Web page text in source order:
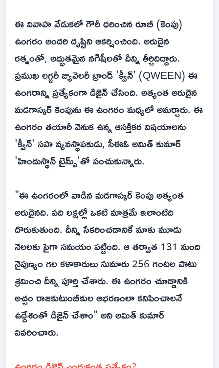
ఈ వివాహ వేడుకలో గౌరీ ధరించిన రూబీ (కెంపు)
ఉంగరం అందరి దృష్టిని ఆకర్షించింది. అరుదైన
రత్నంతో, అద్భుతమైన నగిషీలతో దీన్ని తీర్చిదిద్దారు.
ప్రముఖ లగ్జరీ జ్యువెలరీ బ్రాండ్ 'క్వీన్' (QWEEN) ఈ
ఉంగరాన్ని ప్రత్యేకంగా డిజైన్ చేసింది. అత్యంత అరుదైన
మడగాస్కర్ కెంపును ఈ ఉంగరం మధ్యలో అమర్చారు. ఈ
ఉంగరం తయారీ వెనుక ఉన్న ఆసక్తికర విషయాలను
'క్వీన్' సహ వ్యవస్థాపకుడు, సీఈఓ అమిత్ కుమార్
'హిందుస్థాన్ టైమ్స్‌'తో పంచుకున్నారు.
"ఈ ఉంగరంలో వాడిన మడగాస్కర్ కెంపు అత్యంత
అరుదైనది. పది లక్షల్లో ఒకటి మాత్రమే ఇలాంటిది
దొరుకుతుంది. దీన్ని సేకరించడానికే మాకు మూడు
నెలలకు పైగా సమయం పట్టింది. ఆ తర్వాత 131 మంది
నైపుణ్యం గల కళాకారులు సుమారు 256 గంటల పాటు
శ్రమించి దీన్ని పూర్తి చేశారు. ఈ ఉంగరం చూడ్డానికి
అచ్చం రాజకుటుంబీకుల ఆభరణంలా కనిపించాలనే
ఉద్దేశంతో డిజైన్ చేశాం" అని అమిత్ కుమార్
వివరించారు.